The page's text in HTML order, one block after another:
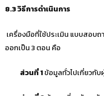
8.3 วิธีการดำเนินการ
เครื่องมือที่ใช้ประเมิน แบบสอบ
ออกเป็น 3 ตอน คือ
ส่วนที่1ข้อมูลทั่วไปเกี่ยวกั